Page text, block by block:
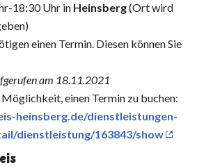
18:30 Uhr in Heinsberg(Ort wird
einen Termin. Diesen können Sie
am 18.11.2021
einen Termin zu buchen:
heinsberg.de/dienstleistungen-
dienstleistung/163843/show